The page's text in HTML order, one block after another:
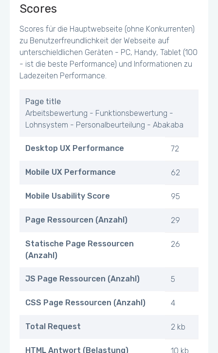
Scores
Scores für die Hauptwebseite (ohne Konkurrenten)
zu Benutzerfreundlichkeit der Webseite auf
unterschieldlichen Geräten - PC, Handy, Tablet (100
- ist die beste Performance) und Informationen zu
Ladezeiten Performance.
Page title
Arbeitsbewertung - Funktionsbewertung -
Lohnsystem - Personalbeurteilung - Abakaba
Desktop UX Performance 72
Mobile UX Performance 62
Mobile Usability Score 95
Page Ressourcen (Anzahl) 29
Statische Page Ressourcen
(Anzahl)
26
JS Page Ressourcen (Anzahl) 5
CSS Page Ressourcen (Anzahl) 4
Total Request 2 kb
HTML Antwort (Belastung) 10 kb